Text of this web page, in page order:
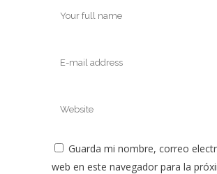
Guarda mi nombre, correo
web en este navegador para la